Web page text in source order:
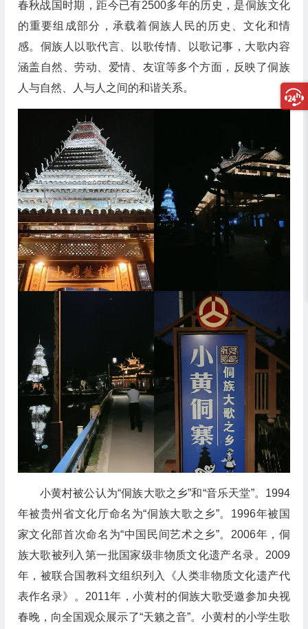
春秋战国时期，距今已有2500多年的历史， 是侗族文化
的重要组成部分，承载着侗族人民的历史、文化和情
感。 侗族人以歌代言、以歌传情、以歌记事，大歌内容
涵盖自然、劳动、爱情、友谊等多个方面，反映了侗族
人与自然、人与人之间的和谐关系。
小黄村被公认为“侗族大歌之乡”和“音乐天堂”。1994
年被贵州省文化厅命名为“侗族大歌之乡”。 1996年被国
家文化部首次命名为“中国民间艺术之乡”。 2006年，侗
族大歌被列入第一批国家级非物质文化遗产名录。 2009
年，被联合国教科文组织列入《人类非物质文化遗产代
表作名录》
。 2011年，小黄村的侗族大歌受邀参加央视
春晚，向全国观众展示了“天籁之音”。小黄村的小学生歌